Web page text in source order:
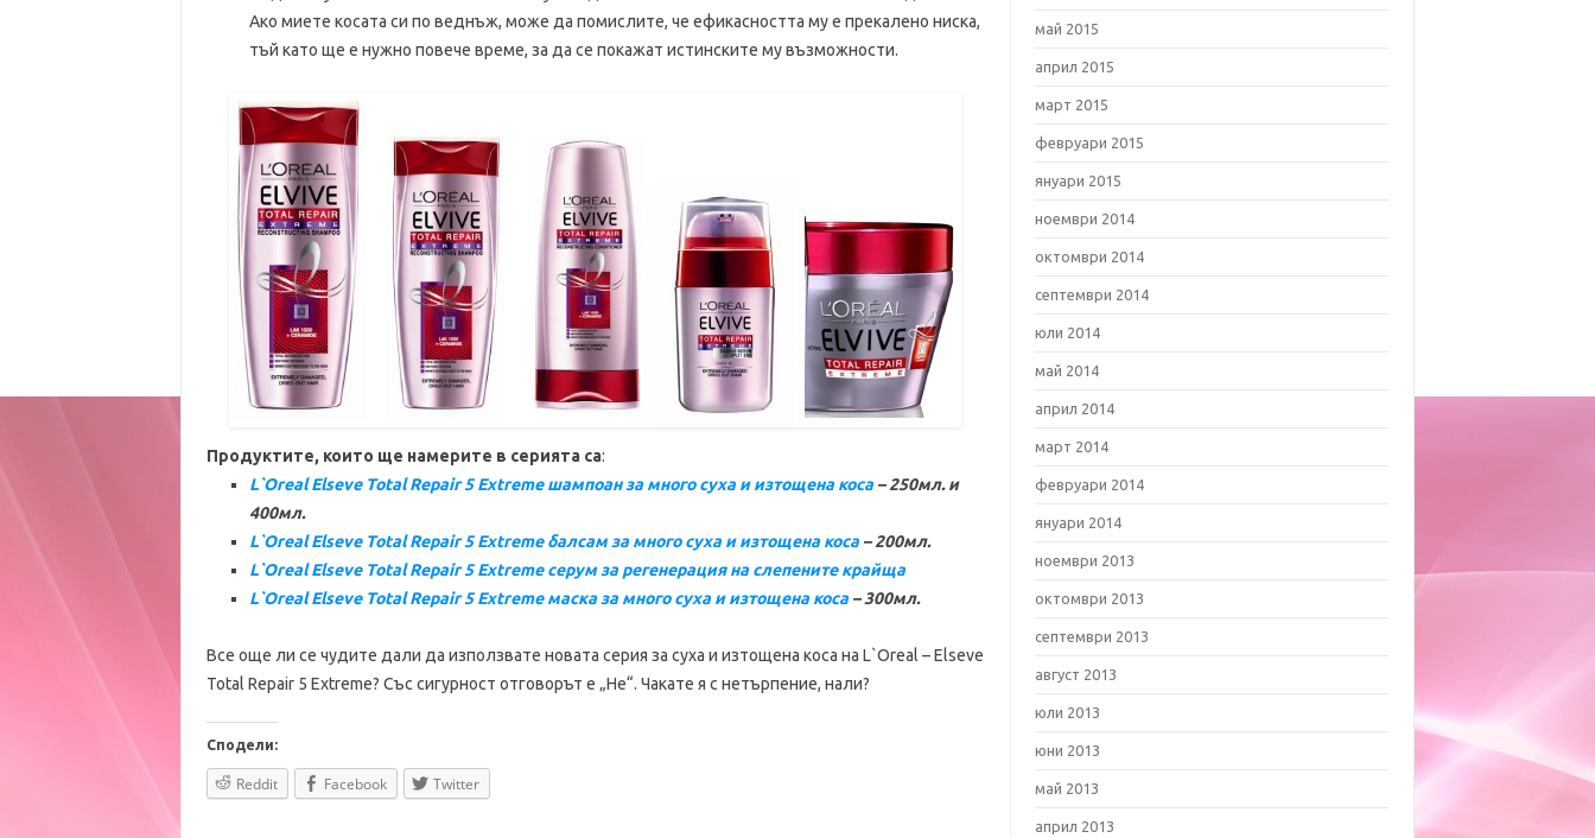
Ако миете косата си по веднъж, може да помислите, че ефикасността му е прекалено ниска,
тъй като ще е нужно повече време, за да се покажат истинските му възможности.
Продуктите, които ще намерите в серията са:
L`Oreal Elseve Total Repair 5 Extreme шампоан за много суха и изтощена коса– 250мл. и
400мл.
L`Oreal Elseve Total Repair 5 Extreme балсам за много суха и изтощена коса– 200мл.
L`Oreal Elseve Total Repair 5 Extreme серум за регенерация на слепените крайща
L`Oreal Elseve Total Repair 5 Extreme маска за много суха и изтощена коса– 300мл.
Все още ли се чудите дали да използвате новата серия за суха и изтощена коса на L`Oreal – Elseve
Total Repair 5 Extreme? Със сигурност отговорът е „Не“. Чакате я с нетърпение, нали?
Сподели:
Reddit Facebook Twitter
май 2015
април 2015
март 2015
февруари 2015
януари 2015
ноември 2014
октомври 2014
септември 2014
юли 2014
май 2014
април 2014
март 2014
февруари 2014
януари 2014
ноември 2013
октомври 2013
септември 2013
август 2013
юли 2013
юни 2013
май 2013
април 2013